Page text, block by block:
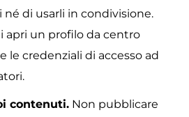
di usarli in condivisione.
apri un profilo da centro
le credenziali di accesso ad
contenuti. Non pubblicare